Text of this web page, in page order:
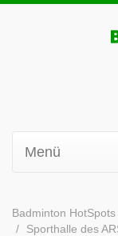
Menü
Badminton HotSpots
Sporthalle des